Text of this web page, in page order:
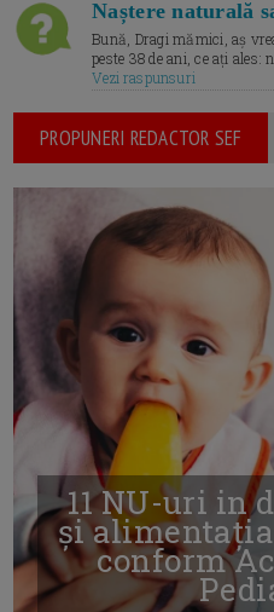
Naștere naturală
Bună, Dragi mămici, aș
peste 38 de ani, ce ați
Vezi raspunsuri
PROPUNERI REDACTOR SEF
11 NU-uri in
și
conform